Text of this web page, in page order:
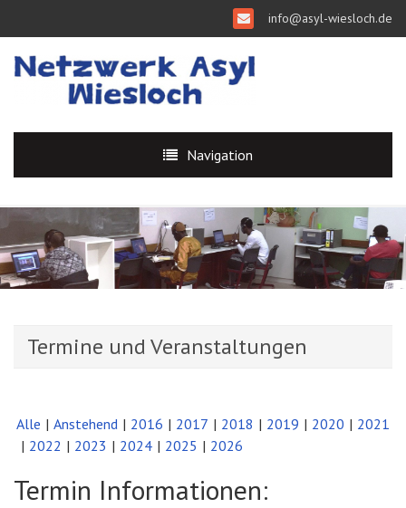
info@asyl-wiesloch.de
Navigation
Termine und Veranstaltungen
Alle Anstehend 2016 2017 2018 2019 2020
2021
2022
2023 2024 2025 2026
Termin Informationen: